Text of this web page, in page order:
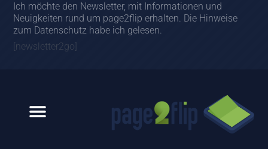
Ich möchte den Newsletter, mit Informationen und
Neuigkeiten rund um page2flip erhalten. Die Hinweise
zum Datenschutz habe ich gelesen.
[newsletter2go]